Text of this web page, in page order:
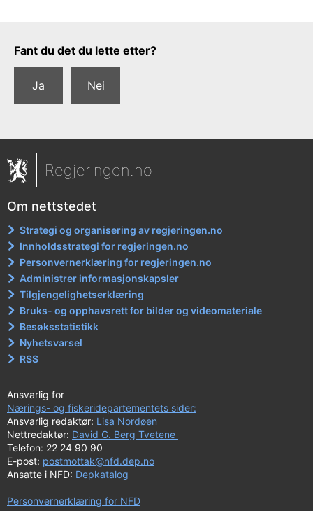
Tilbakemeldingsskjema
Fant du det du lette etter?
Ja Nei
Regjeringen.no
Om nettstedet
Strategi og organisering av regjeringen.no
Innholdsstrategi for regjeringen.no
Personvernerklæring for regjeringen.no
Administrer informasjonskapsler
Tilgjengelighetserklæring
Bruks- og opphavsrett for bilder og videomateriale
Besøksstatistikk
Nyhetsvarsel
RSS
Ansvarlig for
Nærings- og fiskeridepartementets sider:
Ansvarlig redaktør: Lisa Nordøen
Nettredaktør: David G. Berg Tvetene
Telefon: 22 24 90 90
E-post: postmottak@nfd.dep.no
Ansatte i NFD: Depkatalog
Personvernerklæring for NFD